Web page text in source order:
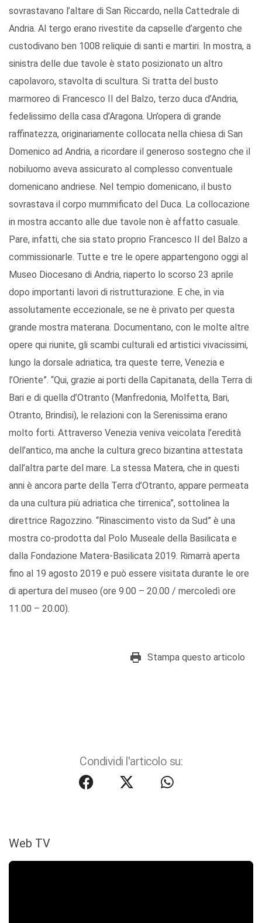
sovrastavano l’altare di San Riccardo, nella Cattedrale di
Andria. Al tergo erano rivestite da capselle d’argento che
custodivano ben 1008 reliquie di santi e martiri. In mostra, a
sinistra delle due tavole è stato posizionato un altro
capolavoro, stavolta di scultura. Si tratta del busto
marmoreo di Francesco II del Balzo, terzo duca d’Andria,
fedelissimo della casa d’Aragona. Un’opera di grande
raffinatezza, originariamente collocata nella chiesa di San
Domenico ad Andria, a ricordare il generoso sostegno che il
nobiluomo aveva assicurato al complesso conventuale
domenicano andriese. Nel tempio domenicano, il busto
sovrastava il corpo mummificato del Duca. La collocazione
in mostra accanto alle due tavole non è affatto casuale.
Pare, infatti, che sia stato proprio Francesco II del Balzo a
commissionarle. Tutte e tre le opere appartengono oggi al
Museo Diocesano di Andria, riaperto lo scorso 23 aprile
dopo importanti lavori di ristrutturazione. E che, in via
assolutamente eccezionale, se ne è privato per questa
grande mostra materana. Documentano, con le molte altre
opere qui riunite, gli scambi culturali ed artistici vivacissimi,
lungo la dorsale adriatica, tra queste terre, Venezia e
l’Oriente”. “Qui, grazie ai porti della Capitanata, della Terra di
Bari e di quella d’Otranto (Manfredonia, Molfetta, Bari,
Otranto, Brindisi), le relazioni con la Serenissima erano
molto forti. Attraverso Venezia veniva veicolata l’eredità
dell’antico, ma anche la cultura greco bizantina attestata
dall’altra parte del mare. La stessa Matera, che in questi
anni è ancora parte della Terra d’Otranto, appare permeata
da una cultura più adriatica che tirrenica”, sottolinea la
direttrice Ragozzino. “Rinascimento visto da Sud” è una
mostra co-prodotta dal Polo Museale della Basilicata e
dalla Fondazione Matera-Basilicata 2019. Rimarrà aperta
fino al 19 agosto 2019 e può essere visitata durante le ore
di apertura del museo (ore 9.00 – 20.00 / mercoledì ore
11.00 – 20.00).
Stampa questo articolo
Condividi l'articolo su:
Web TV